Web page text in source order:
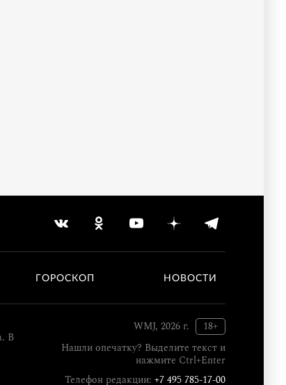
ГОРОСКОП НОВОСТИ
WMJ, 2026 г.
18+
Нашли опечатку? Выделите текст и
нажмите Ctrl+Enter
Телефон редакции: +7 495 785-17-00
В